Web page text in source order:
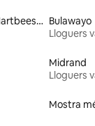
Reserva Natural de Hartbeespoort Dam Bulawayo
Lloguers
Midrand
Lloguers
Mostra